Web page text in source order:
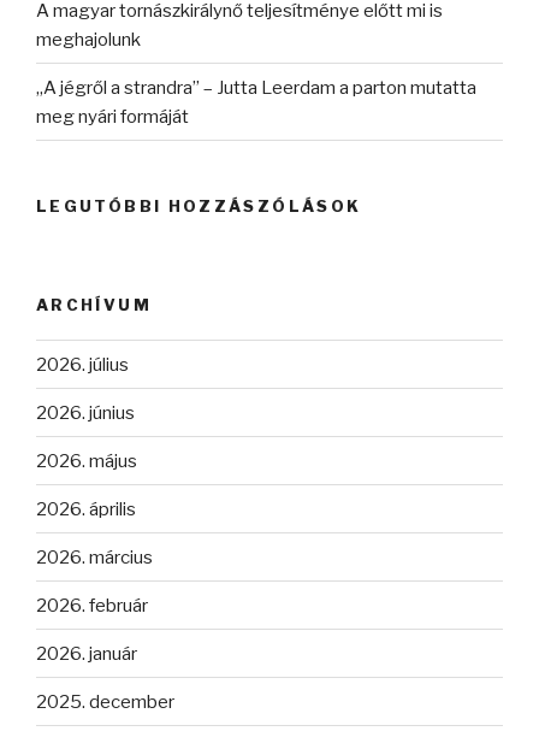
A magyar tornászkirálynő teljesítménye előtt mi is
meghajolunk
„A jégről a strandra” – Jutta Leerdam a parton mutatta
meg nyári formáját
LEGUTÓBBI HOZZÁSZÓLÁSOK
ARCHÍVUM
2026. július
2026. június
2026. május
2026. április
2026. március
2026. február
2026. január
2025. december